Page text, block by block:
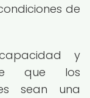
de
y
que los
sean una